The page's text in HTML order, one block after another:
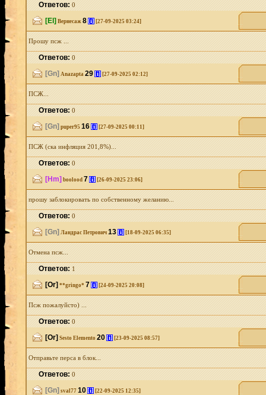
Ответов:0
[El] Вернесаж 8 [i] [27-09-2025 03:24]
Прошу псж ...
Ответов:0
[Gn] Anazapta 29 [i] [27-09-2025 02:12]
ПСЖ...
Ответов:0
[Gn] puper95 16 [i] [27-09-2025 00:11]
ПСЖ (ска инфляция 201,8%)...
Ответов:0
[Hm] boolood 7 [i] [26-09-2025 23:06]
прошу заблокировать по собственному желанию...
Ответов:0
[Gn] Ландрас Петрович 13 [i] [18-09-2025 06:35]
Отмена псж...
Ответов:1
[Or] **gringo* 7 [i] [24-09-2025 20:08]
Псж пожалуйсто) ...
Ответов:0
[Or] Sesto Elemento 20 [i] [23-09-2025 08:57]
Отправьте перса в блок...
Ответов:0
[Gn] sval77 10 [i] [22-09-2025 12:35]